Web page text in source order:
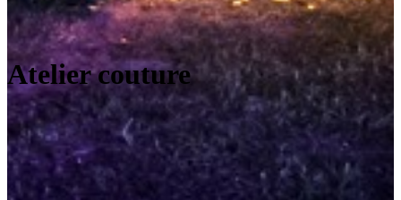
Atelier couture